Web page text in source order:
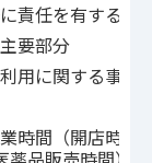
責任を有する役
要部分
用に関する事項
時間（開店時間